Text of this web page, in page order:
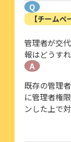
Q
【チームペ
管理者が交
報はどうす
A
既存の管理
に管理者権
ンした上で